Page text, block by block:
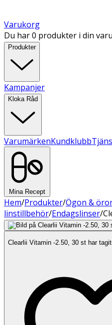
Varukorg
Du har 0 produkter i din
Produkter
Kampanjer
Kloka Råd
VarumärkenKundklubb
Mina Recept
Hem/Produkter/Ögon &
linstillbehör/Endagslinser/
Clearlii Vitamin -2.50, 30 st har